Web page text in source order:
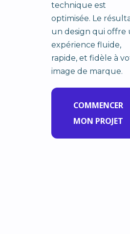
technique est
optimisée. Le
un design qui offre
expérience fluide,
rapide, et fidèle à
image de marque.
COMMENCER
MON PROJET